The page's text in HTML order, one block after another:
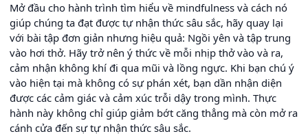
Mở đầu cho hành trình tìm hiểu về mindfulness và cách nó
giúp chúng ta đạt được tự nhận thức sâu sắc, hãy quay lại
với bài tập đơn giản nhưng hiệu quả: Ngồi yên và tập trung
vào hơi thở. Hãy trở nên ý thức về mỗi nhịp thở vào và ra,
cảm nhận không khí đi qua mũi và lồng ngực. Khi bạn chú ý
vào hiện tại mà không có sự phán xét, bạn dần nhận diện
được các cảm giác và cảm xúc trỗi dậy trong mình. Thực
hành này không chỉ giúp giảm bớt căng thẳng mà còn mở ra
cánh cửa đến sự tự nhận thức sâu sắc.